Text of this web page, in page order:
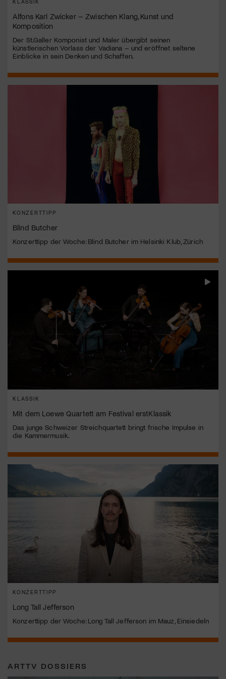
KLASSIK
Alfons Karl Zwicker – Zwischen Klang, Kunst und
Komposition
Der St.Galler Komponist und Maler übergibt seinen
künstlerischen Vorlass der Vadiana – und eröffnet seltene
Einblicke in sein Denken und Schaffen.
KONZERTTIPP
Blind Butcher
Konzerttipp der Woche: Blind Butcher im Helsinki Klub, Zürich
KLASSIK
Mit dem Loewe Quartett am Festival erstKlassik
Das junge Schweizer Streichquartett bringt frische Impulse in
die Kammermusik.
KONZERTTIPP
Long Tall Jefferson
Konzerttipp der Woche: Long Tall Jefferson im Mauz, Einsiedeln
ARTTV DOSSIERS